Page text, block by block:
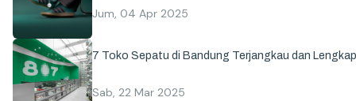
Jum, 04 Apr 2025
7 Toko Sepatu di Bandung Terjangkau dan Lengkap
Sab, 22 Mar 2025